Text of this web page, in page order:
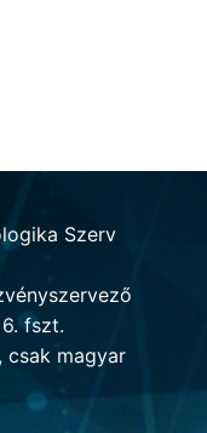
Szerv
fszt.
csak magyar